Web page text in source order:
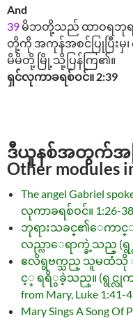
And
39 မိဘတို့သည် ထာဝရဘုရ
တို့ကို အကုန်အစင်ပြုပြီးမှ
မိမိတို့ မြို့သို့ပြန်ကြ၏။
ရှင်လုကာခရစ်ဝင်။ 2:39
ဒီယူနစ်အတွက်အခြ
Other modules
The angel Gabriel
လုကာခရစ်ဝင်။ 1:26-38
ဘုရားသခင္၏ေကာ
လည္လာေရာက္ခဲ့သည္ (ရွင္
ဧလိရွဗက္သည္ သူမထံသို
င့္ ရရိွခဲ့သည္။ (ရွင္လုကာ ၁
from Mary, Luke 1:41-
Mary Sings A Song